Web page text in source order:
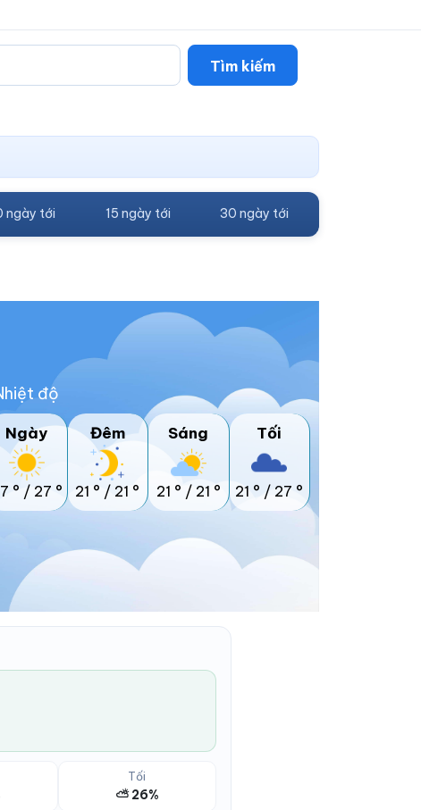
Tìm kiếm
ngày tới 15 ngày tới 30 ngày tới
độ
Ngày
° / 27 °
Đêm
21 ° / 21 °
Sáng
21 ° / 21 °
Tối
21 ° / 27 °
Tối
⛅ 26%